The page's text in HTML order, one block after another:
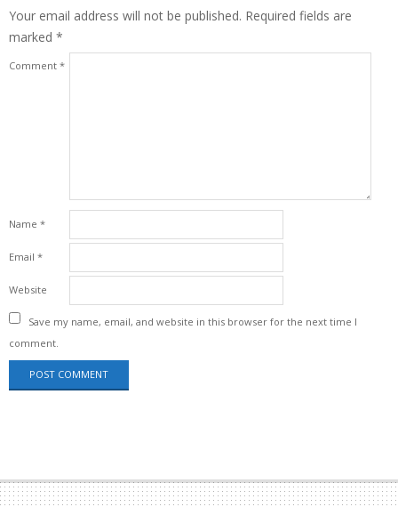
Your email address will not be published. Required fields are
marked *
Comment *
Name *
Email *
Website
Save my name, email, and website in this browser for the next time I
comment.